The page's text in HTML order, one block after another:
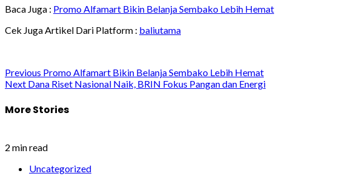
Baca Juga : Promo Alfamart Bikin Belanja Sembako Lebih Hemat
Cek Juga Artikel Dari Platform : baliutama
Post
Previous Promo Alfamart Bikin Belanja Sembako Lebih Hemat
Next Dana Riset Nasional Naik, BRIN Fokus Pangan dan Energi
More Stories
2 min read
Uncategorized